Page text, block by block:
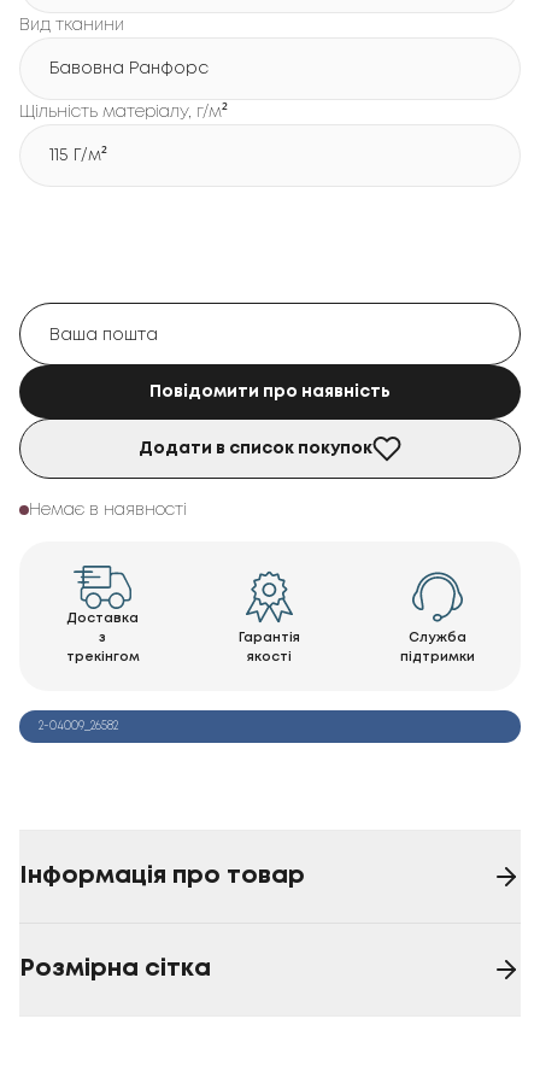
Вид тканини
Бавовна Ранфорс
Щільність матеріалу, г/м²
115 Г/м²
Повідомити про наявність
Додати в список покупок
Немає в наявності
Доставка
з
трекінгом
Гарантія
якості
Служба
підтримки
2-04009_26582
Інформація про товар
Розмірна сітка